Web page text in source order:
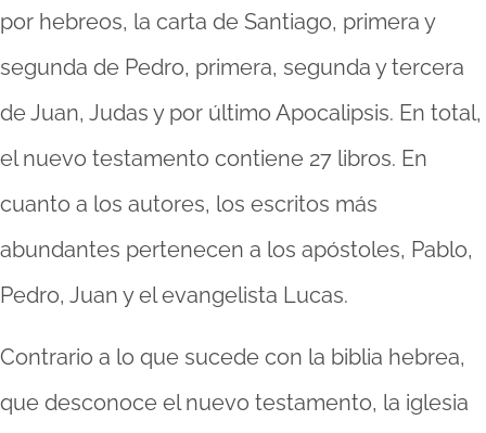
por hebreos, la carta de Santiago, primera y
segunda de Pedro, primera, segunda y tercera
de Juan, Judas y por último Apocalipsis. En total,
el nuevo testamento contiene 27 libros. En
cuanto a los autores, los escritos más
abundantes pertenecen a los apóstoles, Pablo,
Pedro, Juan y el evangelista Lucas.
Contrario a lo que sucede con la biblia hebrea,
que desconoce el nuevo testamento, la iglesia